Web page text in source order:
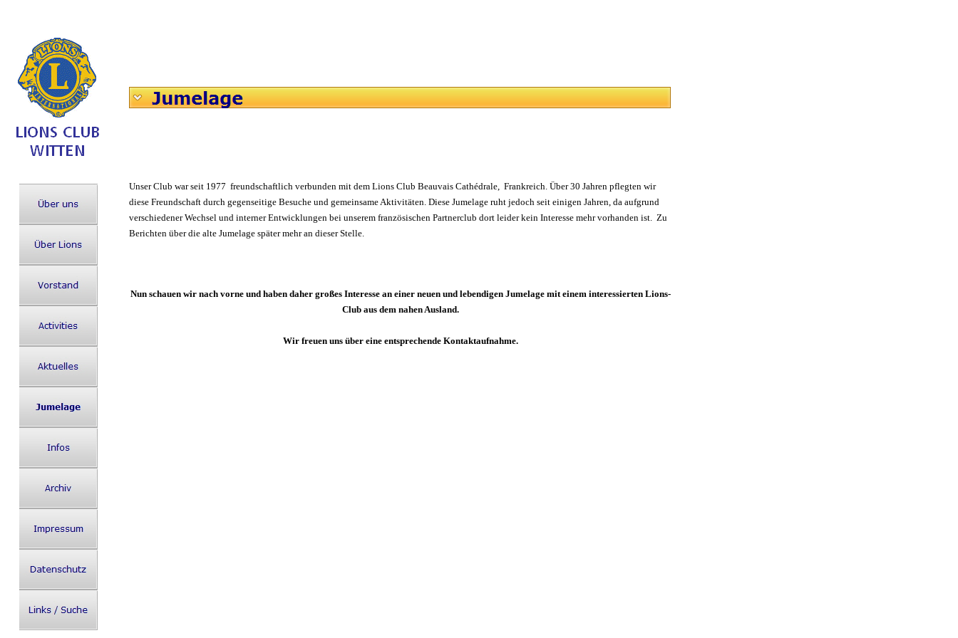
Unser Club war seit 1977 freundschaftlich verbunden mit dem Lions Club Beauvais Cathédrale, Frankreich. Über 30 Jahren pflegten wir
diese Freundschaft durch gegenseitige Besuche und gemeinsame Aktivitäten. Diese Jumelage ruht jedoch seit einigen Jahren, da aufgrund
verschiedener Wechsel und interner Entwicklungen bei unserem französischen Partnerclub dort leider kein Interesse mehr vorhanden ist. Zu
Berichten über die alte Jumelage später mehr an dieser Stelle.
Nun schauen wir nach vorne und haben daher großes Interesse an einer neuen und lebendigen Jumelage mit einem interessierten Lions-
Club aus dem nahen Ausland.
Wir freuen uns über eine entsprechende Kontaktaufnahme.